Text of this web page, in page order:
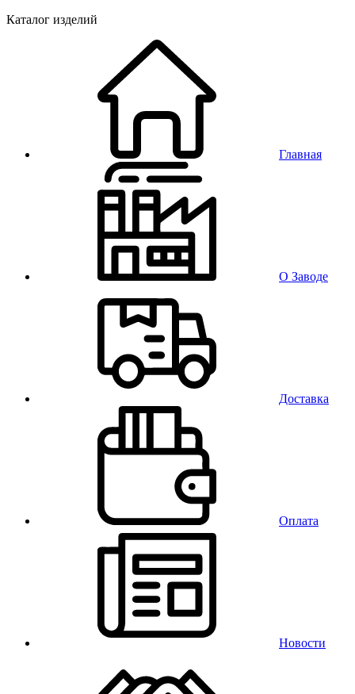
Каталог изделий
Главная
О Заводе
Доставка
Оплата
Новости